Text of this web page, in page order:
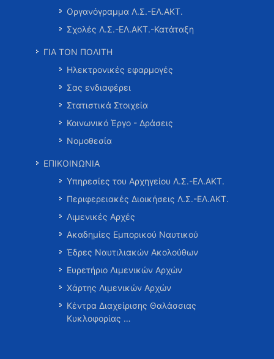
Οργανόγραμμα Λ.Σ.-ΕΛ.ΑΚΤ.
Σχολές Λ.Σ.-ΕΛ.ΑΚΤ.-Κατάταξη
ΓΙΑ ΤΟΝ ΠΟΛΙΤΗ
Ηλεκτρονικές εφαρμογές
Σας ενδιαφέρει
Στατιστικά Στοιχεία
Κοινωνικό Έργο - Δράσεις
Νομοθεσία
ΕΠΙΚΟΙΝΩΝΙΑ
Υπηρεσίες του Αρχηγείου Λ.Σ.-ΕΛ.ΑΚΤ.
Περιφερειακές Διοικήσεις Λ.Σ.-ΕΛ.ΑΚΤ.
Λιμενικές Αρχές
Ακαδημίες Εμπορικού Ναυτικού
Έδρες Ναυτιλιακών Ακολούθων
Ευρετήριο Λιμενικών Αρχών
Χάρτης Λιμενικών Αρχών
Κέντρα Διαχείρισης Θαλάσσιας
Κυκλοφορίας …